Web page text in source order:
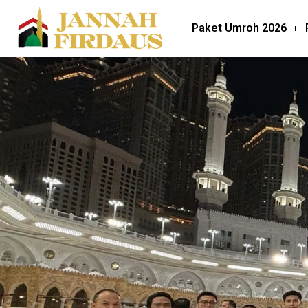
Paket Umroh 2026